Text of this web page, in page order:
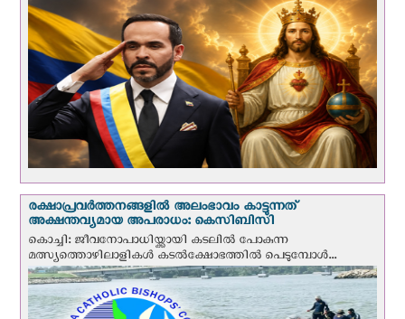
രക്ഷാപ്രവര്‍ത്തനങ്ങളില്‍ അലംഭാവം കാട്ടുന്നത്
അക്ഷന്തവ്യമായ അപരാധം: കെസിബിസി
കൊച്ചി: ജീവനോപാധിയ്ക്കായി കടലില്‍ പോകുന്ന
മത്സ്യത്തൊഴിലാളികള്‍ കടല്‍ക്ഷോഭത്തില്‍ പെടുമ്പോള്‍...